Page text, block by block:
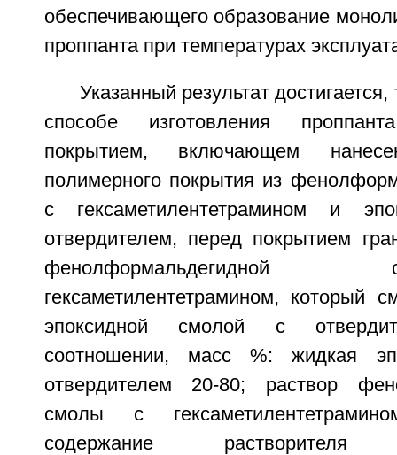
обеспечивающего образование
проппанта при температурах
Указанный результат
способе изготовления
покрытием, включающем
полимерного покрытия из
с гексаметилентетрамином и
отвердителем, перед покрытием
гексаметилентетрамином, который
эпоксидной смолой с
соотношении, масс %: жидкая
отвердителем 20-80; раствор
смолы с
содержание